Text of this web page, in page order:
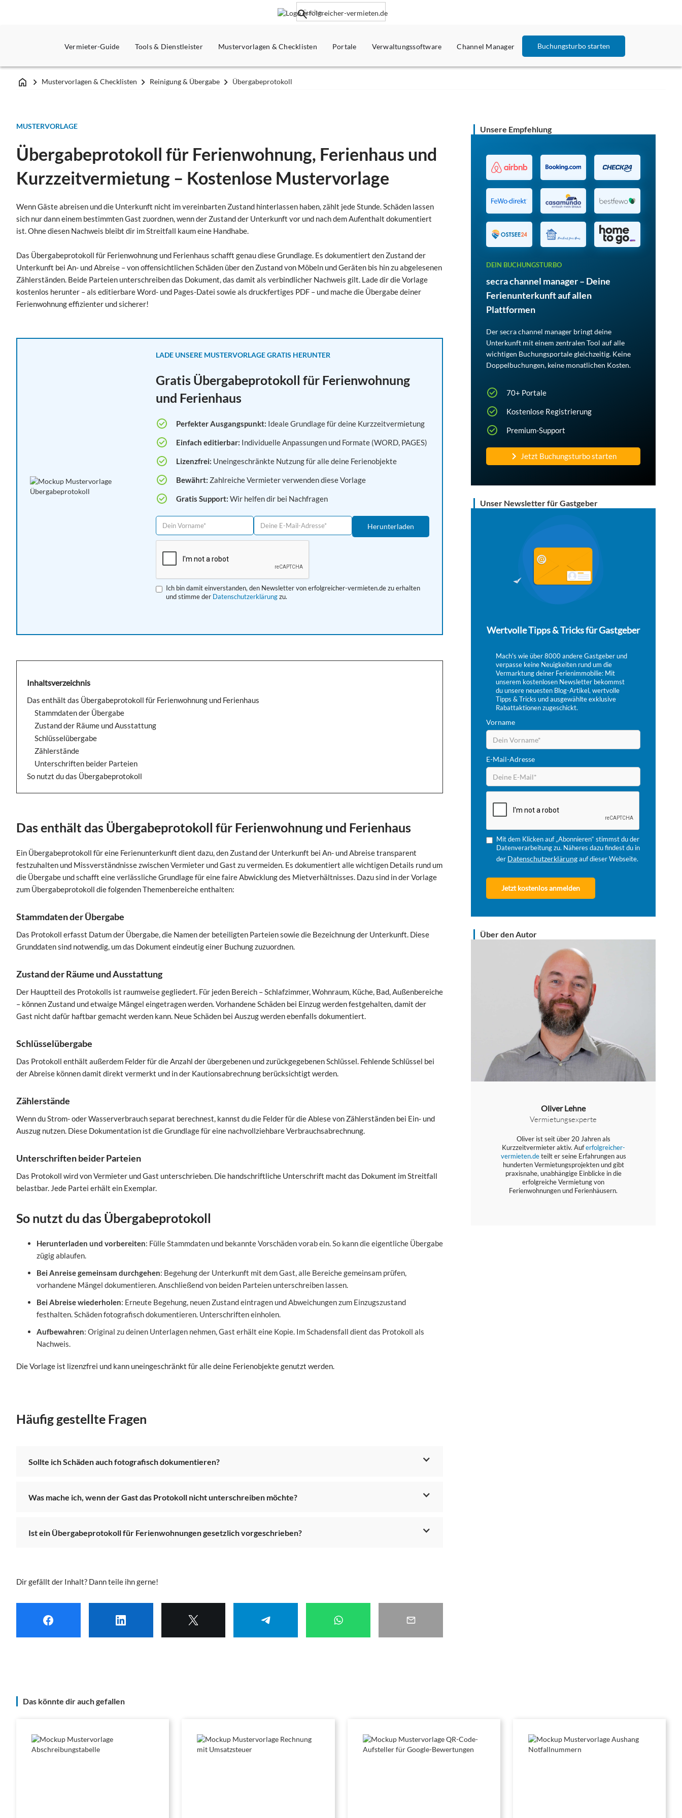
Vermieter-Guide Tools & Dienstleister Mustervorlagen & Checklisten Portale Verwaltungssoftware Channel Manager Buchungsturbo starten
Mustervorlagen & Checklisten Reinigung & Übergabe Übergabeprotokoll
MUSTERVORLAGE
Übergabeprotokoll für Ferienwohnung, Ferienhaus und
Kurzzeitvermietung – Kostenlose Mustervorlage
Wenn Gäste abreisen und die Unterkunft nicht im vereinbarten Zustand hinterlassen haben, zählt jede Stunde. Schäden lassen
sich nur dann einem bestimmten Gast zuordnen, wenn der Zustand der Unterkunft vor und nach dem Aufenthalt dokumentiert
ist. Ohne diesen Nachweis bleibt dir im Streitfall kaum eine Handhabe.
Das Übergabeprotokoll für Ferienwohnung und Ferienhaus schafft genau diese Grundlage. Es dokumentiert den Zustand der
Unterkunft bei An- und Abreise – von offensichtlichen Schäden über den Zustand von Möbeln und Geräten bis hin zu abgelesenen
Zählerständen. Beide Parteien unterschreiben das Dokument, das damit als verbindlicher Nachweis gilt. Lade dir die Vorlage
kostenlos herunter – als editierbare Word- und Pages-Datei sowie als druckfertiges PDF – und mache die Übergabe deiner
Ferienwohnung effizienter und sicherer!
LADE UNSERE MUSTERVORLAGE GRATIS HERUNTER
Gratis Übergabeprotokoll für Ferienwohnung
und Ferienhaus
Perfekter Ausgangspunkt: Ideale Grundlage für deine Kurzzeitvermietung
Einfach editierbar: Individuelle Anpassungen und Formate (WORD, PAGES)
Lizenzfrei: Uneingeschränkte Nutzung für alle deine Ferienobjekte
Bewährt: Zahlreiche Vermieter verwenden diese Vorlage
Gratis Support: Wir helfen dir bei Nachfragen
Ich bin damit einverstanden, den Newsletter von erfolgreicher-vermieten.de zu erhalten
und stimme der Datenschutzerklärung zu.
Inhaltsverzeichnis
Das enthält das Übergabeprotokoll für Ferienwohnung und Ferienhaus
Stammdaten der Übergabe
Zustand der Räume und Ausstattung
Schlüsselübergabe
Zählerstände
Unterschriften beider Parteien
So nutzt du das Übergabeprotokoll
Das enthält das Übergabeprotokoll für Ferienwohnung und Ferienhaus
Ein Übergabeprotokoll für eine Ferienunterkunft dient dazu, den Zustand der Unterkunft bei An- und Abreise transparent
festzuhalten und Missverständnisse zwischen Vermieter und Gast zu vermeiden. Es dokumentiert alle wichtigen Details rund um
die Übergabe und schafft eine verlässliche Grundlage für eine faire Abwicklung des Mietverhältnisses. Dazu sind in der Vorlage
zum Übergabeprotokoll die folgenden Themenbereiche enthalten:
Stammdaten der Übergabe
Das Protokoll erfasst Datum der Übergabe, die Namen der beteiligten Parteien sowie die Bezeichnung der Unterkunft. Diese
Grunddaten sind notwendig, um das Dokument eindeutig einer Buchung zuzuordnen.
Zustand der Räume und Ausstattung
Der Hauptteil des Protokolls ist raumweise gegliedert. Für jeden Bereich – Schlafzimmer, Wohnraum, Küche, Bad, Außenbereiche
– können Zustand und etwaige Mängel eingetragen werden. Vorhandene Schäden bei Einzug werden festgehalten, damit der
Gast nicht dafür haftbar gemacht werden kann. Neue Schäden bei Auszug werden ebenfalls dokumentiert.
Schlüsselübergabe
Das Protokoll enthält außerdem Felder für die Anzahl der übergebenen und zurückgegebenen Schlüssel. Fehlende Schlüssel bei
der Abreise können damit direkt vermerkt und in der Kautionsabrechnung berücksichtigt werden.
Zählerstände
Wenn du Strom- oder Wasserverbrauch separat berechnest, kannst du die Felder für die Ablese von Zählerständen bei Ein- und
Auszug nutzen. Diese Dokumentation ist die Grundlage für eine nachvollziehbare Verbrauchsabrechnung.
Unterschriften beider Parteien
Das Protokoll wird von Vermieter und Gast unterschrieben. Die handschriftliche Unterschrift macht das Dokument im Streitfall
belastbar. Jede Partei erhält ein Exemplar.
So nutzt du das Übergabeprotokoll
Herunterladen und vorbereiten: Fülle Stammdaten und bekannte Vorschäden vorab ein. So kann die eigentliche Übergabe
zügig ablaufen.
Bei Anreise gemeinsam durchgehen: Begehung der Unterkunft mit dem Gast, alle Bereiche gemeinsam prüfen,
vorhandene Mängel dokumentieren. Anschließend von beiden Parteien unterschreiben lassen.
Bei Abreise wiederholen: Erneute Begehung, neuen Zustand eintragen und Abweichungen zum Einzugszustand
festhalten. Schäden fotografisch dokumentieren. Unterschriften einholen.
Aufbewahren: Original zu deinen Unterlagen nehmen, Gast erhält eine Kopie. Im Schadensfall dient das Protokoll als
Nachweis.
Die Vorlage ist lizenzfrei und kann uneingeschränkt für alle deine Ferienobjekte genutzt werden.
Häufig gestellte Fragen
Sollte ich Schäden auch fotografisch dokumentieren?
Was mache ich, wenn der Gast das Protokoll nicht unterschreiben möchte?
Ist ein Übergabeprotokoll für Ferienwohnungen gesetzlich vorgeschrieben?
Dir gefällt der Inhalt? Dann teile ihn gerne!
Unsere Empfehlung
DEIN BUCHUNGSTURBO
secra channel manager – Deine
Ferienunterkunft auf allen
Plattformen
Der secra channel manager bringt deine
Unterkunft mit einem zentralen Tool auf alle
wichtigen Buchungsportale gleichzeitig. Keine
Doppelbuchungen, keine monatlichen Kosten.
70+ Portale
Kostenlose Registrierung
Premium-Support
Jetzt Buchungsturbo starten
Unser Newsletter für Gastgeber
Wertvolle Tipps & Tricks für Gastgeber
Mach's wie über 8000 andere Gastgeber und
verpasse keine Neuigkeiten rund um die
Vermarktung deiner Ferienimmobilie: Mit
unserem kostenlosen Newsletter bekommst
du unsere neuesten Blog-Artikel, wertvolle
Tipps & Tricks und ausgewählte exklusive
Rabattaktionen zugeschickt.
Vorname
E-Mail-Adresse
Mit dem Klicken auf „Abonnieren“ stimmst du der
Datenverarbeitung zu. Näheres dazu findest du in
der Datenschutzerklärung auf dieser Webseite.
Über den Autor
Oliver Lehne
Vermietungsexperte
Oliver ist seit über 20 Jahren als
Kurzzeitvermieter aktiv. Auferfolgreicher-
vermieten.deteilt er seine Erfahrungen aus
hunderten Vermietungsprojekten und gibt
praxisnahe, unabhängige Einblicke in die
erfolgreiche Vermietung von
Ferienwohnungen und Ferienhäusern.
Das könnte dir auch gefallen